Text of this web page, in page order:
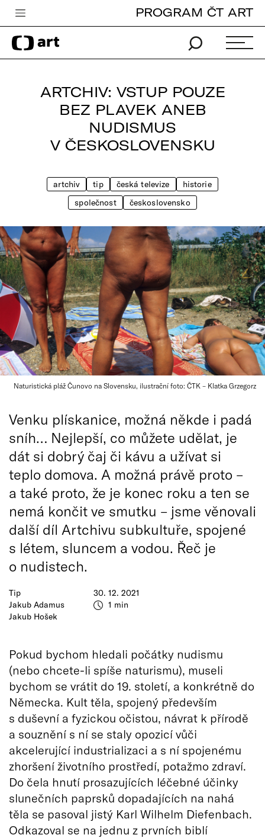
Česká televize
Zpravodajství
PROGRAM ČT ART
ARTCHIV: VSTUP POUZE
BEZ PLAVEK ANEB
NUDISMUS
V ČESKOSLOVENSKU
artchiv tip česká televize
historie
společnost
československo
Naturistická pláž Čunovo na Slovensku, ilustrační foto: ČTK – Klatka Grzegorz
Tip
Jakub Adamus
Jakub Hošek
30. 12. 2021
1 min
Venku plískanice, možná někde i padá
sníh… Nejlepší, co můžete udělat, je
dát si dobrý čaj či kávu a užívat si
teplo domova. A možná právě proto –
a také proto, že je konec roku a ten se
nemá končit ve smutku – jsme věnovali
další díl Artchivu subkultuře, spojené
s létem, sluncem a vodou. Řeč je
o nudistech.
Pokud bychom hledali počátky nudismu
(nebo chcete-li spíše naturismu), museli
bychom se vrátit do 19. století, a konkrétně do
Německa. Kult těla, spojený především
s duševní a fyzickou očistou, návrat k přírodě
a souznění s ní se staly opozicí vůči
akcelerující industrializaci a s ní spojenému
zhoršení životního prostředí, potažmo zdraví.
Do čela hnutí prosazujících léčebné účinky
slunečních paprsků dopadajících na nahá
těla se pasoval jistý Karl Wilhelm Diefenbach.
Odkazoval se na jednu z prvních biblí